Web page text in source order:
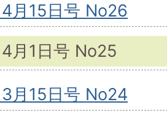
月15日号 No26
月1日号 No25
月15日号 No24